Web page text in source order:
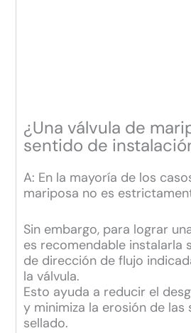
¿Una válvula de
sentido de
A: En la mayoría de los
mariposa no es
Sin embargo, para lograr
es recomendable instalarla
de dirección de flujo
la válvula.
Esto ayuda a reducir el
y minimiza la erosión de las
sellado.